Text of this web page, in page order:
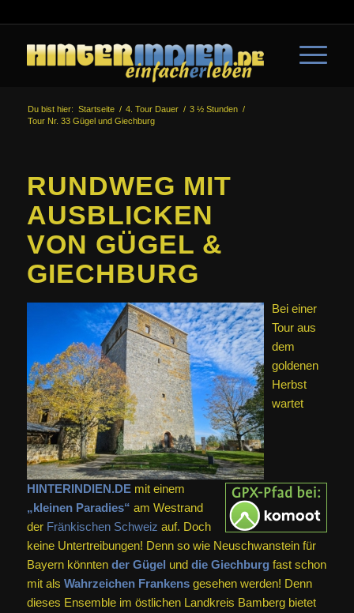
Du bist hier: Startseite / 4. Tour Dauer / 3 ½ Stunden /
Tour Nr. 33 Gügel und Giechburg
RUNDWEG MIT
AUSBLICKEN
VON GÜGEL &
GIECHBURG
Bei einer
Tour aus
dem
goldenen
Herbst
wartet
HINTERINDIEN.DEmit einem
„kleinen Paradies“ am Westrand
der Fränkischen Schweiz auf. Doch
keine Untertreibungen! Denn so wie Neuschwanstein für
Bayern könnten der Gügel und die Giechburg fast schon
mit als Wahrzeichen Frankensgesehen werden! Denn
dieses Ensemble im östlichen Landkreis Bamberg bietet